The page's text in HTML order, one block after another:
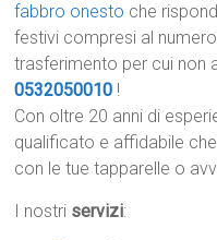
fabbro onesto che
festivi compresi al
trasferimento per cui non
0532050010 !
Con oltre 20 anni di
qualificato e affidabile
con le tue tapparelle o
I nostri servizi: